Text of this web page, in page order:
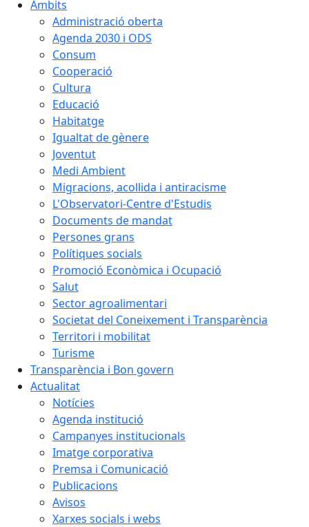
Àmbits
Administració oberta
Agenda 2030 i ODS
Consum
Cooperació
Cultura
Educació
Habitatge
Igualtat de gènere
Joventut
Medi Ambient
Migracions, acollida i antiracisme
L'Observatori-Centre d'Estudis
Documents de mandat
Persones grans
Polítiques socials
Promoció Econòmica i Ocupació
Salut
Sector agroalimentari
Societat del Coneixement i Transparència
Territori i mobilitat
Turisme
Transparència i Bon govern
Actualitat
Notícies
Agenda institució
Campanyes institucionals
Imatge corporativa
Premsa i Comunicació
Publicacions
Avisos
Xarxes socials i webs